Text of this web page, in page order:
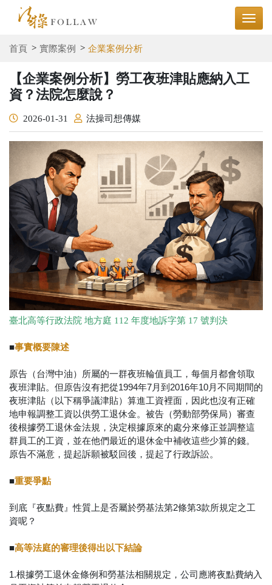
首頁 實際案例 企業案例分析
【企業案例分析】勞⼯夜班津貼應納⼊⼯
資？法院怎麼說？
2026-01-31 法操司想傳媒
臺北高等行政法院 地方庭 112 年度地訴字第 17 號判決
■事實概要陳述
原告（台灣中油）所屬的⼀群夜班輪值員⼯，每個⽉都會領取
夜班津貼。但原告沒有把從1994年7⽉到2016年10⽉不同期間的
夜班津貼（以下稱爭議津貼）算進⼯資裡⾯，因此也沒有正確
地申報調整⼯資以供勞⼯退休⾦。被告（勞動部勞保局）審查
後根據勞⼯退休⾦法規，決定根據原來的處分來修正並調整這
群員⼯的⼯資，並在他們最近的退休⾦中補收這些少算的錢。
原告不滿意，提起訴願被駁回後，提起了⾏政訴訟。
■重要爭點
到底『夜點費』性質上是否屬於勞基法第2條第3款所規定之⼯
資呢？
■⾼等法庭的審理後得出以下結論
1.根據勞⼯退休⾦條例和勞基法相關規定，公司應將夜點費納⼊